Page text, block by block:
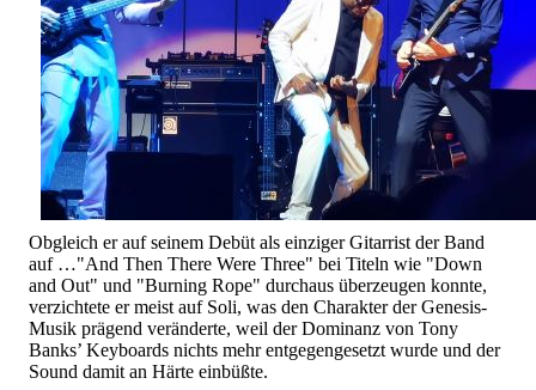
Obgleich er auf seinem Debüt als einziger Gitarrist der Band
auf …"And Then There Were Three" bei Titeln wie "Down
and Out" und "Burning Rope" durchaus überzeugen konnte,
verzichtete er meist auf Soli, was den Charakter der Genesis-
Musik prägend veränderte, weil der Dominanz von Tony
Banks’ Keyboards nichts mehr entgegengesetzt wurde und der
Sound damit an Härte einbüßte.